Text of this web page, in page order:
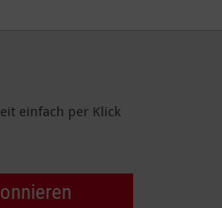
einfach per Klick